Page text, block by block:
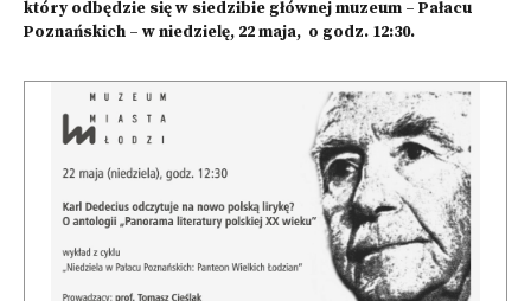
który odbędzie się w siedzibie głównej muzeum – Pałacu
Poznańskich – w niedzielę, 22 maja, o godz. 12:30.